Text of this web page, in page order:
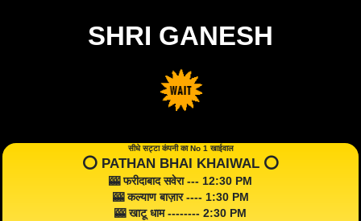
SHRI GANESH
सीधे सट्टा कंपनी का No 1 खाईवाल
⭕️ PATHAN BHAI KHAIWAL ⭕️
🎰 फरीदाबाद सवेरा --- 12:30 PM
🎰 कल्याण बाज़ार ---- 1:30 PM
🎰 खाटू धाम -------- 2:30 PM